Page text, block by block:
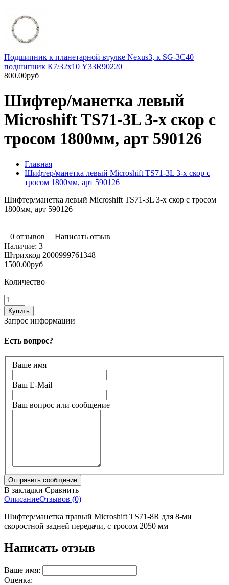
Подшипник к планетарной втулке Nexus3, к SG-3C40
подшипник К7/32х10 Y33R90220
800.00руб
Шифтер/манетка левый
Microshift TS71-3L 3-х скор с
тросом 1800мм, арт 590126
Главная
Шифтер/манетка левый Microshift TS71-3L 3-х скор с
тросом 1800мм, арт 590126
Шифтер/манетка левый Microshift TS71-3L 3-х скор с тросом
1800мм, арт 590126
0 отзывов | Написать отзыв
Наличие: 3
Штрихкод 2000999761348
1500.00руб
Количество
Запрос информации
Есть вопрос?
Ваше имя
Ваш E-Mail
Ваш вопрос или сообщение
В закладки Сравнить
ОписаниеОтзывов (0)
Шифтер/манетка правый Microshift TS71-8R для 8-ми
скоростной задней передачи, с тросом 2050 мм
Написать отзыв
Ваше имя:
Оценка: